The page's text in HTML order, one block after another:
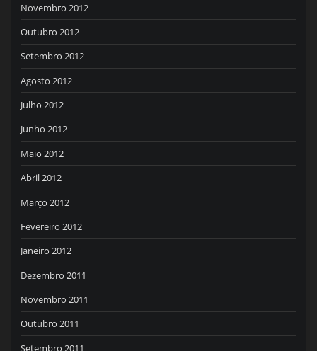
Novembro 2012
Outubro 2012
Setembro 2012
Agosto 2012
Julho 2012
Junho 2012
Maio 2012
Abril 2012
Março 2012
Fevereiro 2012
Janeiro 2012
Dezembro 2011
Novembro 2011
Outubro 2011
Setembro 2011